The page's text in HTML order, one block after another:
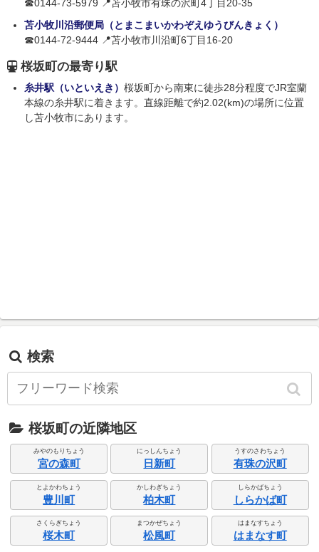
☎0144-73-5979 📍苫小牧市有珠の沢町4丁目20-35
苫小牧川沿郵便局（とまこまいかわぞえゆうびんきょく）
☎0144-72-9444 📍苫小牧市川沿町6丁目16-20
桜坂町の最寄り駅
糸井駅（いといえき） 桜坂町から南東に徒歩28分程度でJR室蘭
本線の糸井駅に着きます。直線距離で約2.02(km)の場所に位置
し苫小牧市にあります。
検索
桜坂町の近隣地区
みやのもりちょう
宮の森町
にっしんちょう
日新町
うすのさわちょう
有珠の沢町
とよかわちょう
豊川町
かしわぎちょう
柏木町
しらかばちょう
しらかば町
さくらぎちょう
桜木町
まつかぜちょう
松風町
はまなすちょう
はまなす町